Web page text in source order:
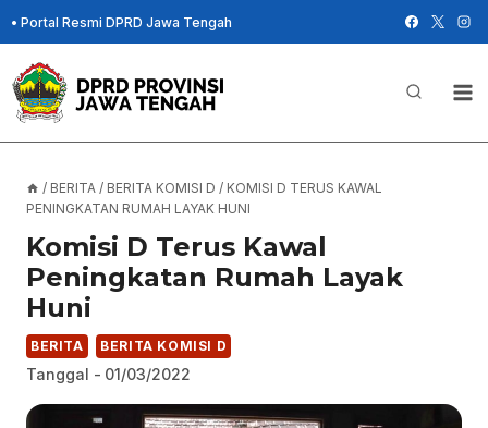
Skip
to
content
• Portal Resmi DPRD Jawa Tengah
/ BERITA / BERITA KOMISI D / KOMISI D TERUS KAWAL
PENINGKATAN RUMAH LAYAK HUNI
Komisi D Terus Kawal
Peningkatan Rumah Layak
Huni
BERITA BERITA KOMISI D
Tanggal - 01/03/2022